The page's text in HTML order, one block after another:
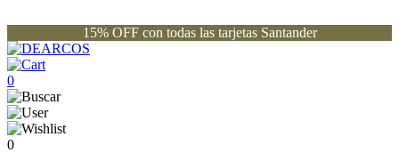
15% OFF con todas las tarjetas Santander
0
0